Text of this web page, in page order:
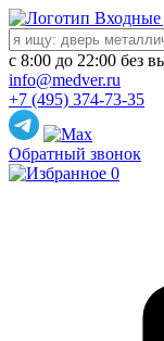
Входные
с 8:00 до 22:00 без
info@medver.ru
+7 (495) 374-73-35
Обратный звонок
0